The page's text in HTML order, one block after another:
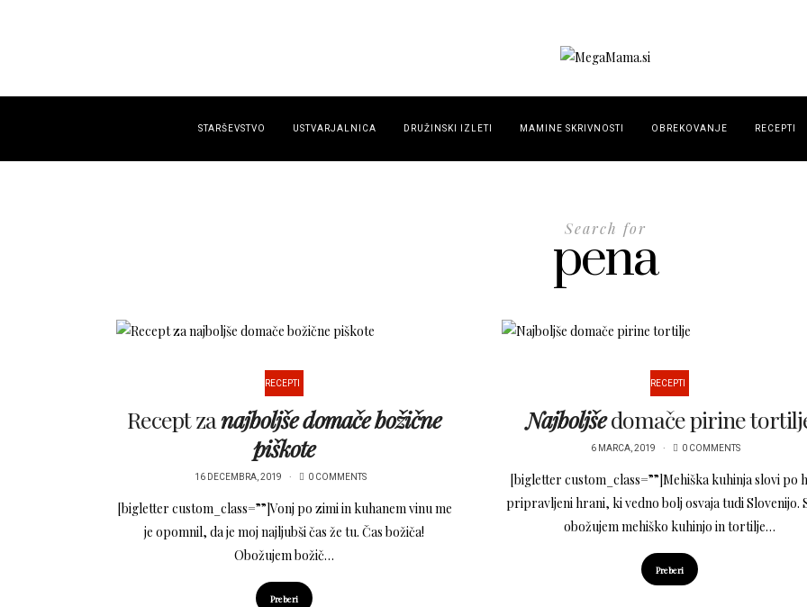
STARŠEVSTVO USTVARJALNICA DRUŽINSKI IZLETI MAMINE SKRIVNOSTI OBREKOVANJE RECEPTI
Search for
pena
RECEPTI
Recept zanajboljše domače božične
piškote
16 DECEMBRA, 2019 0 COMMENTS
[bigletter custom_class=””]Vonj po zimi in kuhanem vinu me
je opomnil, da je moj najljubši čas že tu. Čas božiča!
Obožujem božič…
Preberi
RECEPTI
Najboljšedomače pirine
6 MARCA, 2019 0 COMMENTS
[bigletter custom_class=””]Mehiška kuhinja slovi po
pripravljeni hrani, ki vedno bolj osvaja tudi Slovenijo.
obožujem mehiško kuhinjo in tortilje…
Preberi